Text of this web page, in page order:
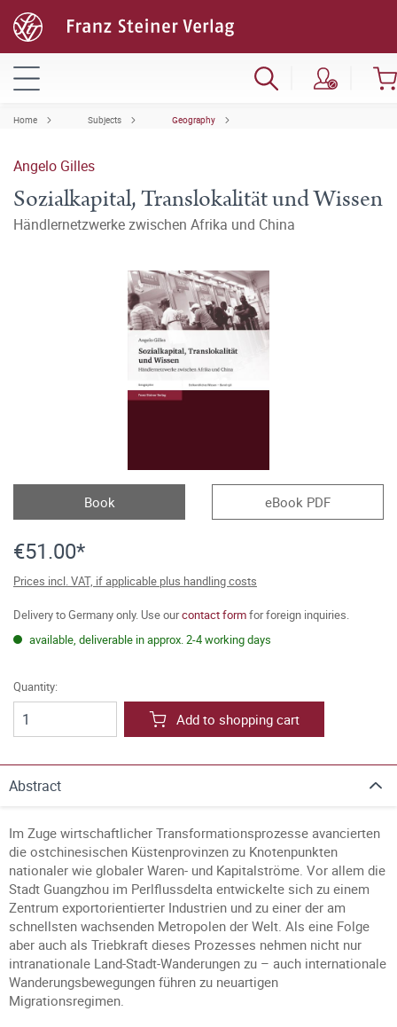
Home Subjects Geography
Angelo Gilles
Sozialkapital, Translokalität und Wissen
Händlernetzwerke zwischen Afrika und China
Book eBook PDF
€51.00*
Prices incl. VAT, if applicable plus handling costs
Delivery to Germany only. Use ourcontact formfor foreign inquiries.
available, deliverable in approx. 2-4 working days
Quantity:
Add to shopping cart
Abstract
Im Zuge wirtschaftlicher Transformationsprozesse avancierten
die ostchinesischen Küstenprovinzen zu Knotenpunkten
nationaler wie globaler Waren- und Kapitalströme. Vor allem die
Stadt Guangzhou im Perlflussdelta entwickelte sich zu einem
Zentrum exportorientierter Industrien und zu einer der am
schnellsten wachsenden Metropolen der Welt. Als eine Folge
aber auch als Triebkraft dieses Prozesses nehmen nicht nur
intranationale Land-Stadt-Wanderungen zu – auch internationale
Wanderungsbewegungen führen zu neuartigen
Migrationsregimen.